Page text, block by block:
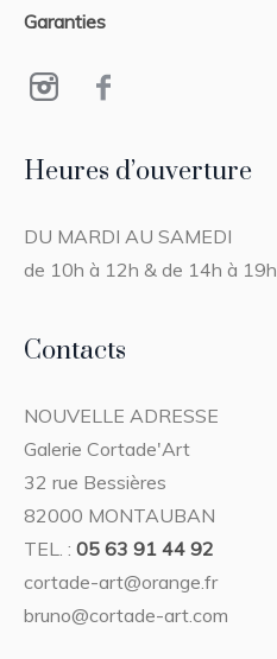
Garanties
Heures d’ouverture
DU MARDI AU SAMEDI
de 10h à 12h & de 14h à 19h
Contacts
NOUVELLE ADRESSE
Galerie Cortade'Art
32 rue Bessières
82000 MONTAUBAN
TEL. :05 63 91 44 92
cortade-art@orange.fr
bruno@cortade-art.com